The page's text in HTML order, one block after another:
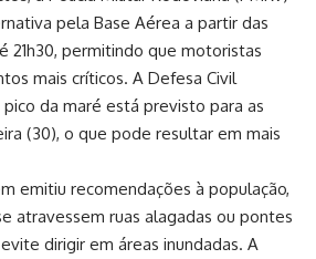
pela Base Aérea a partir das
21h30, permitindo que motoristas
mais críticos. A Defesa Civil
da maré está previsto para as
(30), o que pode resultar em mais
emitiu recomendações à população,
atravessem ruas alagadas ou pontes
dirigir em áreas inundadas. A